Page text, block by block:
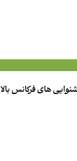
های فرکانس بالا